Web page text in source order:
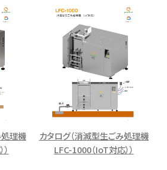
処理機
カタログ（消滅型生ごみ処理機
LFC-1000（IoT対応））